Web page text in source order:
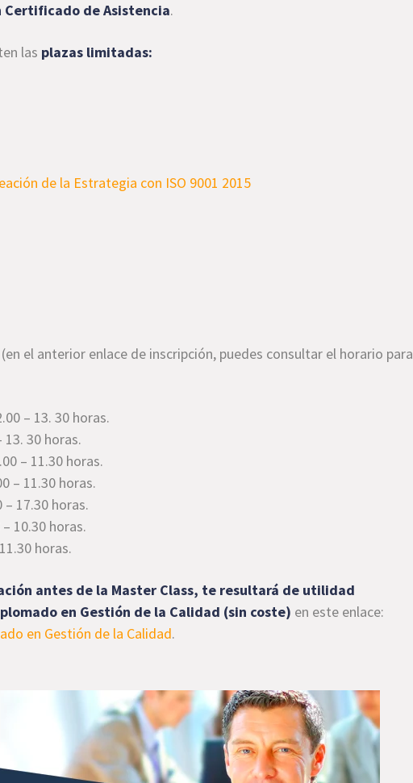
de Asistencia.
las plazas limitadas:
el anterior enlace de inscripción, puedes consultar el horario para
– 13. 30 horas.
30 horas.
– 11.30 horas.
– 11.30 horas.
17.30 horas.
10.30 horas.
horas.
antes de la Master Class, te resultará de utilidad
en Gestión de la Calidad (sin coste) en este enlace:
en Gestión de la Calidad.